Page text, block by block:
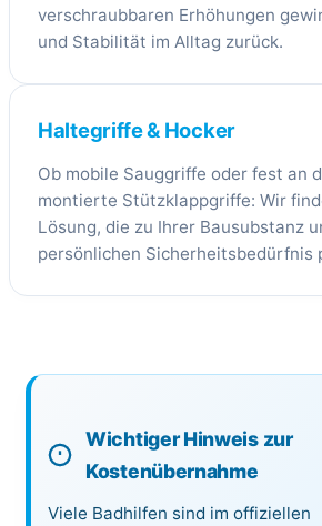
verschraubbaren Erhöhungen
und Stabilität im Alltag zurück.
Haltegriffe & Hocker
Ob mobile Sauggriffe oder fest an
montierte Stützklappgriffe: Wir
Lösung, die zu Ihrer Bausubstanz
persönlichen Sicherheitsbedürfnis
Wichtiger Hinweis zur
Kostenübernahme
Viele Badhilfen sind im offiziellen